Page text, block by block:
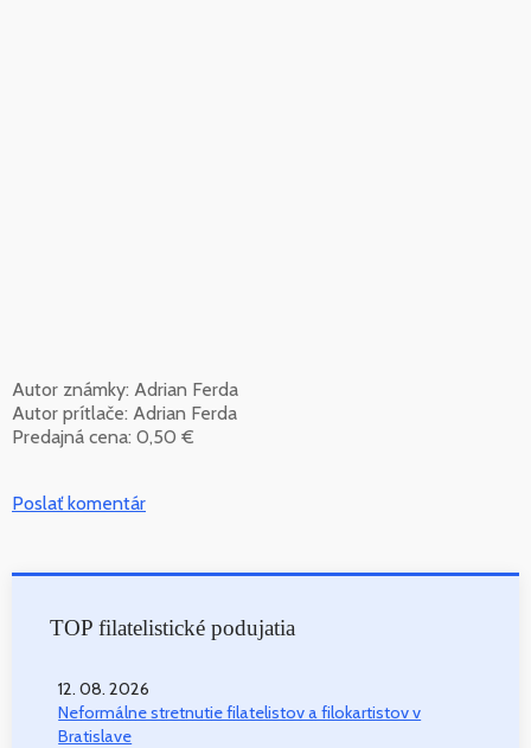
Autor známky: Adrian Ferda
Autor prítlače: Adrian Ferda
Predajná cena: 0,50 €
Poslať komentár
TOP filatelistické podujatia
12. 08. 2026
Neformálne stretnutie filatelistov a filokartistov v
Bratislave